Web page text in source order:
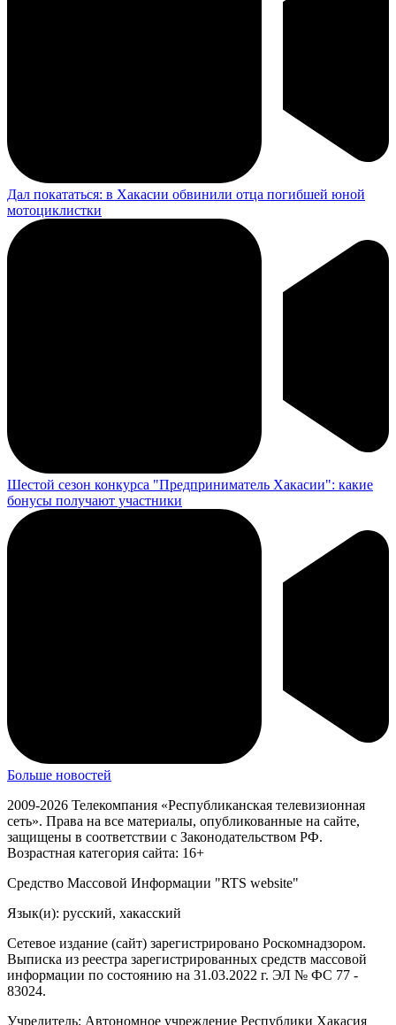
Дал покататься: в Хакасии обвинили отца погибшей юной
мотоциклистки
Шестой сезон конкурса "Предприниматель Хакасии": какие
бонусы получают участники
Больше новостей
2009-2026 Телекомпания «Республиканская телевизионная
сеть». Права на все материалы, опубликованные на сайте,
защищены в соответствии с Законодательством РФ.
Возрастная категория сайта: 16+
Средство Массовой Информации "RTS website"
Язык(и): русский, хакасский
Сетевое издание (сайт) зарегистрировано Роскомнадзором.
Выписка из реестра зарегистрированных средств массовой
информации по состоянию на 31.03.2022 г. ЭЛ № ФС 77 -
83024.
Учредитель: Автономное учреждение Республики Хакасия